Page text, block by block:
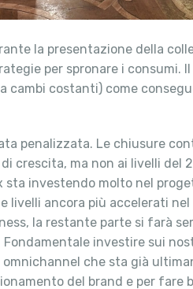
la presentazione della
per spronare i consumi.
cambi costanti) come
penalizzata. Le chiusure
crescita, ma non ai livelli del
sta investendo molto nel
ancora più accelerati
la restante parte si farà
investire sui
che sta già
del brand e per fare